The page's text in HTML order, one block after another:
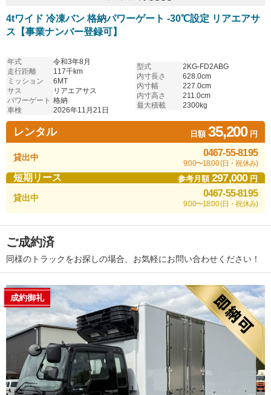
4tワイド 冷凍バン 格納パワーゲート -30℃設定 リアエアサ
ス【事業ナンバー登録可】
年式
令和3年8月
走行距離
117千km
ミッション
6MT
サス
リアエアサス
パワーゲート 格納
車検
2026年11月21日
型式
2KG-FD2ABG
内寸長さ
628.0cm
内寸幅
227.0cm
内寸高さ
211.0cm
最大積載
2300kg
レンタル 日額35,200円
貸出中 0467-55-8195
9:00〜18:00 (日・祝休み)
短期リース 参考月額297,000円
貸出中 0467-55-8195
9:00〜18:00 (日・祝休み)
ご成約済
同様のトラックをお探しの場合、お気軽にお問い合わせください！
成約御礼